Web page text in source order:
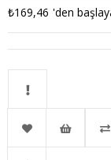
₺169,46 'den
Kritik